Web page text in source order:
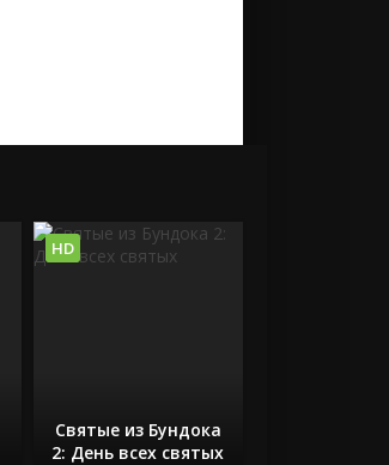
Святые из Бундока
2: День всех святых
HD